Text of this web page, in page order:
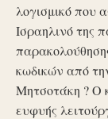
λογισμικό που
Ισραηλινό της
κωδικών από
Μητσοτάκη ? Ο
ευφυής